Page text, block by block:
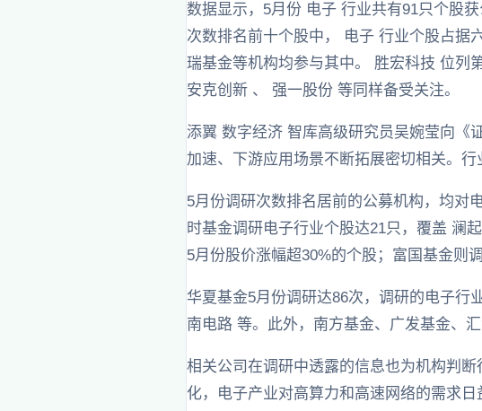
数据显示，5月份 电子 行业共有91只个股
次数排名前十个股中， 电子 行业个股占据
瑞基金等机构均参与其中。 胜宏科技 位列
安克创新 、 强一股份 等同样备受关注。
添翼 数字经济 智库高级研究员吴婉莹向《
加速、下游应用场景不断拓展密切相关。
5月份调研次数排名居前的公募机构，均对
时基金调研电子行业个股达21只，覆盖 澜
5月份股价涨幅超30%的个股；富国基金则
华夏基金5月份调研达86次，调研的电子行
南电路 等。此外，南方基金、广发基金、
相关公司在调研中透露的信息也为机构判
化，电子产业对高算力和高速网络的需求